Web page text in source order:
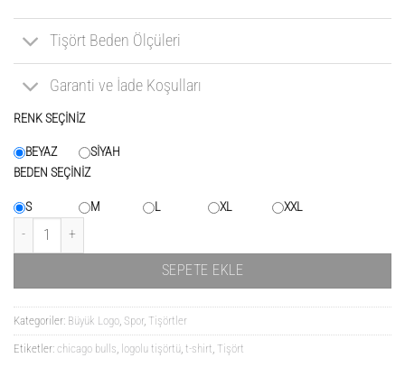
Tişört Beden Ölçüleri
Garanti ve İade Koşulları
RENK SEÇİNİZ
BEYAZ
SİYAH
BEDEN SEÇİNİZ
S M L XL
XXL
Chicago Bulls Desenli Süprem Penye Tişörtü adet
SEPETE EKLE
Kategoriler: Büyük Logo, Spor, Tişörtler
Etiketler: chicago bulls, logolu tişörtü, t-shirt, Tişört